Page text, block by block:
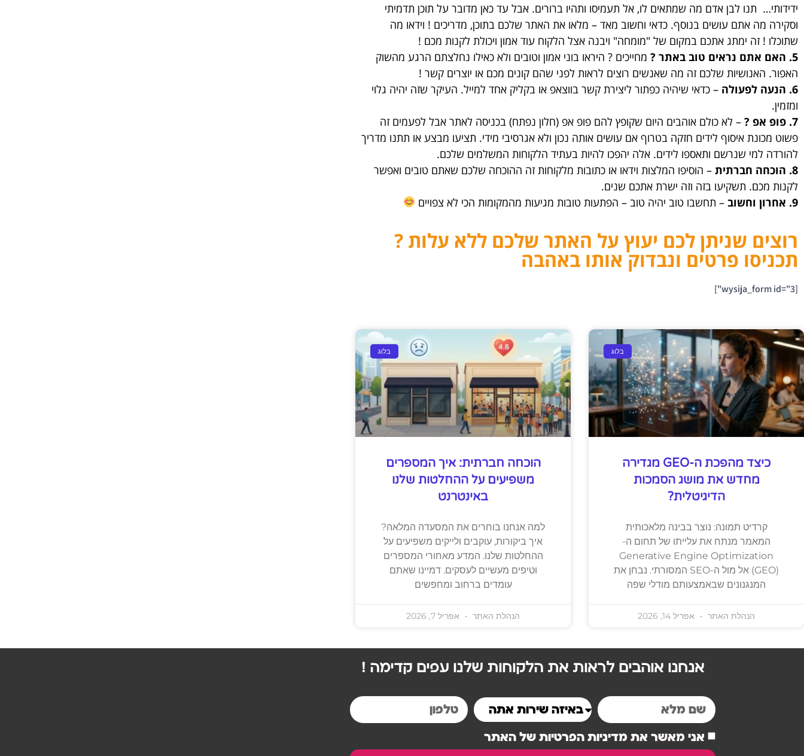
ידידותי… תנו לבן אדם מה שמתאים לו, אל תעמיסו ותהיו ברורים. אבל עד כאן מדובר על תוכן תדמיתי
וסקירה מה אתם עושים בנוסף. כדאי וחשוב מאד – מלאו את האתר שלכם בתוכן, מדריכים ! וידאו מה
שתוכלו ! זה ימתג אתכם במקום של "מומחה" ויבנה אצל הלקוח עוד אמון ויכולת לקנות מכם !
5. האם אתם נראים טוב באתר ?
מחייכים ? היראו בוני אמון וטובים ולא כאילו נחלצתם הרגע מהשוק
האפור. האנושיות שלכם זה מה שאנשים רוצים לראות לפני שהם קונים מכם או יוצרים קשר !
6. הנעה לפעולה
– כדאי שיהיה כפתור ליצירת קשר בווצאפ או בקליק אחד למייל. העיקר שזה יהיה גלוי
ומזמין.
7. פופ אפ ?
– לא כולם אוהבים היום שקופץ להם פופ אפ (חלון נפתח) בכניסה לאתר אבל לפעמים זה
פשוט מכונת איסוף לידים חזקה בטרוף אם עושים אותה נכון ולא אגרסיבי מידי. תציעו מבצע או תתנו מדריך
להורדה למי שנרשם ותאספו לידים. אלה יהפכו להיות בעתיד הלקוחות המשלמים שלכם.
8. הוכחה חברתית
– הוסיפו המלצות וידאו או כתובות מלקוחות זה ההוכחה שלכם שאתם טובים ואפשר
לקנות מכם. תשקיעו בזה וזה ישרת אתכם שנים.
9. אחרון וחשוב
– תחשבו טוב יהיה טוב – הפתעות טובות מגיעות מהמקומות הכי לא צפויים
רוצים שניתן לכם יעוץ על האתר שלכם ללא עלות ?
תכניסו פרטים ונבדוק אותו באהבה
[wysija_form id="3"]
בלוג
כיצד מהפכת ה-GEO מגדירה
מחדש את מושג הסמכות
הדיגיטלית?
קרדיט תמונה: נוצר בבינה מלאכותית
המאמר מנתח את עלייתו של תחום ה-
Generative Engine Optimization
(GEO) אל מול ה-SEO המסורתי. נבחן את
המנגנונים שבאמצעותם מודלי שפה
הנהלת האתר אפריל 14, 2026
בלוג
הוכחה חברתית: איך המספרים
משפיעים על ההחלטות שלנו
באינטרנט
למה אנחנו בוחרים את המסעדה המלאה?
איך ביקורות, עוקבים ולייקים משפיעים על
ההחלטות שלנו. המדע מאחורי המספרים
וטיפים מעשיים לעסקים. דמיינו שאתם
עומדים ברחוב ומחפשים
הנהלת האתר אפריל 7, 2026
אנחנו אוהבים לראות את הלקוחות שלנו עפים קדימה !
אני מאשר את מדיניות הפרטיות של האתר